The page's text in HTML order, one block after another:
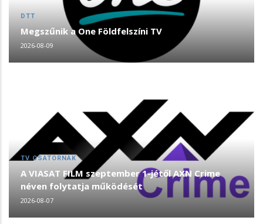
DTT
Megszűnik a One Földfelszíni TV
2026-08-09
TV CSATORNÁK
A VIASAT FILM szeptember 1-jétől AXN Crime
néven folytatja működését
2026-08-07